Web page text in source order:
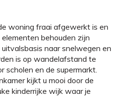
woning fraai afgewerkt is en
behouden zijn
naar snelwegen en
is op wandelafstand te
scholen en de supermarkt.
kijkt u mooi door de
kinderrijke wijk waar je